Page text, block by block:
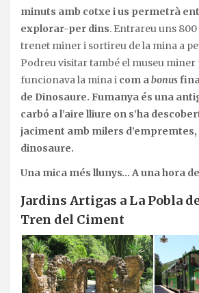
minuts amb cotxe i us permetrà
explorar-per dins. Entrareu uns
trenet miner i sortireu de la mina a
Podreu visitar també el museu miner
funcionava la mina i com abonus
de Dinosaure. Fumanya és una
carbó a l’aire lliure on s’ha
jaciment amb milers d’empremtes,
dinosaure.
Una mica més llunys… A una hora
Jardins Artigas a La Pobla
Tren del Ciment